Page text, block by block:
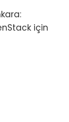
için